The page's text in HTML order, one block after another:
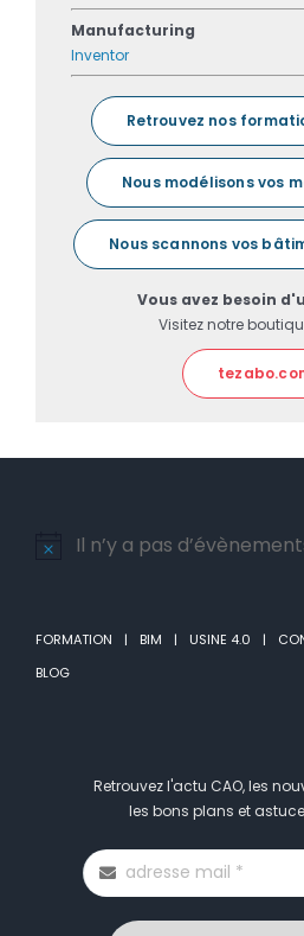
Manufacturing
Inventor
Retrouvez nos
Nous modélisons vos
Nous scannons vos
Vous avez besoin
Visitez notre
Notice
Il n’y a pas
FORMATION BIM USINE 4.0
BLOG
Retrouvez l'actu CAO, les
les bons plans et